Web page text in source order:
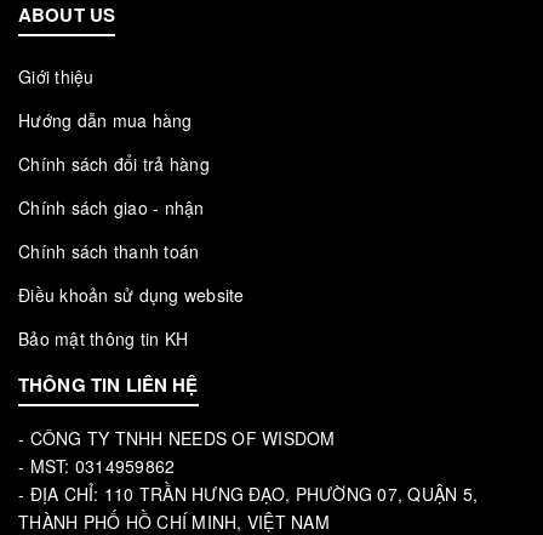
ABOUT US
Giới thiệu
Hướng dẫn mua hàng
Chính sách đổi trả hàng
Chính sách giao - nhận
Chính sách thanh toán
Điều khoản sử dụng website
Bảo mật thông tin KH
THÔNG TIN LIÊN HỆ
- CÔNG TY TNHH NEEDS OF WISDOM
- MST: 0314959862
- ĐỊA CHỈ: 110 TRẦN HƯNG ĐẠO, PHƯỜNG 07, QUẬN 5,
THÀNH PHỐ HỒ CHÍ MINH, VIỆT NAM